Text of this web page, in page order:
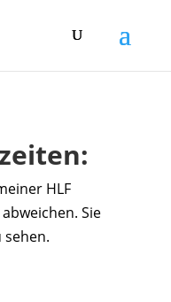
HLF
Sie
sehen.